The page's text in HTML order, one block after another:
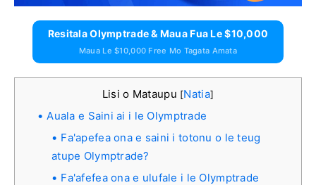
Resitala Olymptrade & Maua Fua Le $10,000
Maua Le $10,000 Free Mo Tagata Amata
Lisi o Mataupu [Natia]
Auala e Saini ai i le Olymptrade
Fa'apefea ona e saini i totonu o le teug
atupe Olymptrade?
Fa'afefea ona e ulufale i le Olymptrade